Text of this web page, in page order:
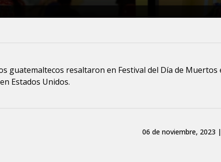
guatemaltecos resaltaron en Festival del Día de Muertos
Estados Unidos.
06 de noviembre, 2023